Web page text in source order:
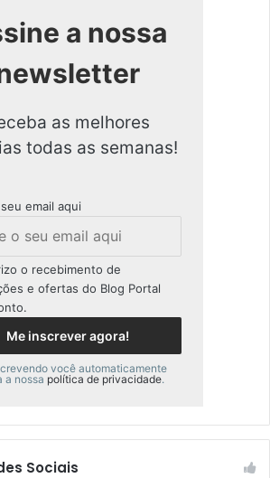
a nossa
as melhores
todas as semanas!
email aqui
o recebimento de
e ofertas do Blog Portal
você automaticamente
a nossa política de privacidade.
Sociais